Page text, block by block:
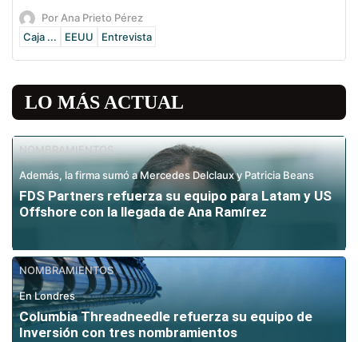
Por Ana Prieto Pérez
Caja ...
EEUU Entrevista
LO MÁS ACTUAL
NOMBRAMIENTOS
Además, la firma sumó a Mercedes Delclaux y Patricia Beans
FDS Partners refuerza su equipo para Latam y US
Offshore con la llegada de Ana Ramírez
NOMBRAMIENTOS
En Londres
Columbia Threadneedle refuerza su equipo de
Inversión con tres nombramientos